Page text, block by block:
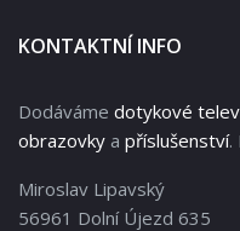
KONTAKTNÍ INFO
Dodáváme dotykové
obrazovky a příslušenství.
Miroslav Lipavský
56961 Dolní Újezd 635